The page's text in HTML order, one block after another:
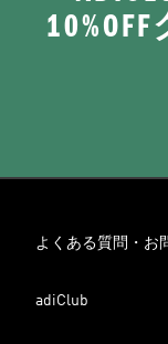
よくある質問・お
adiClub